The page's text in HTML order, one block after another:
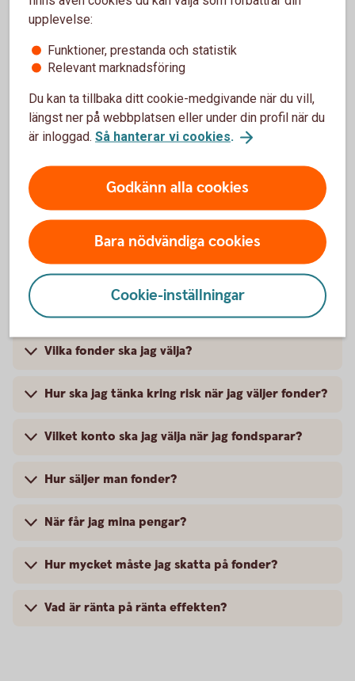
sker samma sak även för värdet av fonden. Men i och
risken.
Det är enkelt
Det är enkelt att börja spara i fonder och kräver inga
stora summor – minsta belopp är 100 kronor.
Logga in och börjamånadsspara
Frågor och svar om att
månadsspara i fonder
Hur öppnar jag ett månadssparande?
Vilka fonder ska jag välja?
Hur ska jag tänka kring risk när jag väljer fonder?
Vilket konto ska jag välja när jag fondsparar?
Hur säljer man fonder?
När får jag mina pengar?
Hur mycket måste jag skatta på fonder?
Vad är ränta på ränta effekten?
upplevelse:
Funktioner, prestanda och statistik
Relevant marknadsföring
Du kan ta tillbaka ditt cookie-medgivande när du vill,
längst ner på webbplatsen eller under din profil när du
är inloggad. Så hanterar vi cookies.
Godkänn alla cookies
Bara nödvändiga cookies
Cookie-inställningar